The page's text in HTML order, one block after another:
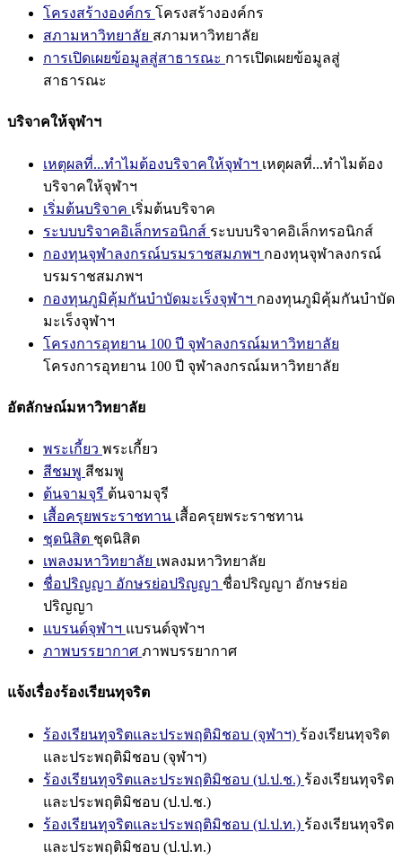
โครงสร้างองค์กร โครงสร้างองค์กร
สภามหาวิทยาลัย สภามหาวิทยาลัย
การเปิดเผยข้อมูลสู่สาธารณะ การเปิดเผยข้อมูลสู่
สาธารณะ
บริจาคให้จุฬาฯ
เหตุผลที่...ทำไมต้องบริจาคให้จุฬาฯ เหตุผลที่...ทำไมต้อง
บริจาคให้จุฬาฯ
เริ่มต้นบริจาค เริ่มต้นบริจาค
ระบบบริจาคอิเล็กทรอนิกส์ ระบบบริจาคอิเล็กทรอนิกส์
กองทุนจุฬาลงกรณ์บรมราชสมภพฯ กองทุนจุฬาลงกรณ์
บรมราชสมภพฯ
กองทุนภูมิคุ้มกันบำบัดมะเร็งจุฬาฯ กองทุนภูมิคุ้มกันบำบัด
มะเร็งจุฬาฯ
โครงการอุทยาน 100 ปี จุฬาลงกรณ์มหาวิทยาลัย
โครงการอุทยาน 100 ปี จุฬาลงกรณ์มหาวิทยาลัย
อัตลักษณ์มหาวิทยาลัย
พระเกี้ยว พระเกี้ยว
สีชมพู สีชมพู
ต้นจามจุรี ต้นจามจุรี
เสื้อครุยพระราชทาน เสื้อครุยพระราชทาน
ชุดนิสิต ชุดนิสิต
เพลงมหาวิทยาลัย เพลงมหาวิทยาลัย
ชื่อปริญญา อักษรย่อปริญญา ชื่อปริญญา อักษรย่อ
ปริญญา
แบรนด์จุฬาฯ แบรนด์จุฬาฯ
ภาพบรรยากาศ ภาพบรรยากาศ
แจ้งเรื่องร้องเรียนทุจริต
ร้องเรียนทุจริตและประพฤติมิชอบ (จุฬาฯ) ร้องเรียนทุจริต
และประพฤติมิชอบ (จุฬาฯ)
ร้องเรียนทุจริตและประพฤติมิชอบ (ป.ป.ช.) ร้องเรียนทุจริต
และประพฤติมิชอบ (ป.ป.ช.)
ร้องเรียนทุจริตและประพฤติมิชอบ (ป.ป.ท.) ร้องเรียนทุจริต
และประพฤติมิชอบ (ป.ป.ท.)